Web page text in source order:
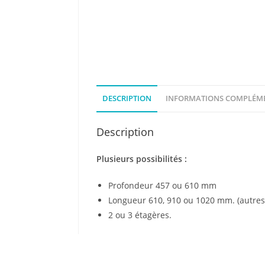
DESCRIPTION INFORMATIONS
Description
Plusieurs possibilités :
Profondeur 457 ou 610 mm
Longueur 610, 910 ou 1020 mm.
2 ou 3 étagères.